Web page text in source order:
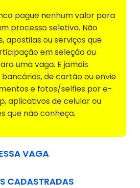
pague nenhum valor para
processo seletivo. Não
apostilas ou serviços que
em seleção ou
uma vaga. E jamais
de cartão ou envie
e fotos/selfies por e-
aplicativos de celular ou
que não conheça.
VAGA
CADASTRADAS